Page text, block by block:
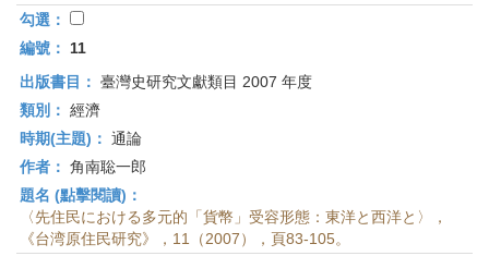
勾選：
編號：
11
出版書目： 臺灣史研究文獻類目 2007 年度
類別： 經濟
時期(主題)： 通論
作者： 角南聡一郎
題名 (點擊閱讀)：
〈先住民における多元的「貨幣」受容形態：東洋と西洋と〉，
《台湾原住民研究》，11（2007），頁83-105。